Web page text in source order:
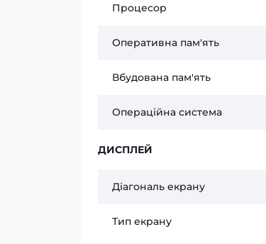
Процесор
Оперативна пам'ять
Вбудована пам'ять
Операційна система
ДИСПЛЕЙ
Діагональ екрану
Тип екрану